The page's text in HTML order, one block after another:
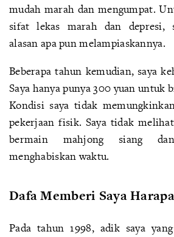
mudah marah dan mengumpat.
sifat lekas marah dan depresi,
alasan apa pun melampiaskannya.
Beberapa tahun kemudian, saya
Saya hanya punya 300 yuan untuk
Kondisi saya tidak
pekerjaan fisik. Saya tidak
bermain mahjong siang
menghabiskan waktu.
Dafa Memberi Saya
Pada tahun 1998, adik saya